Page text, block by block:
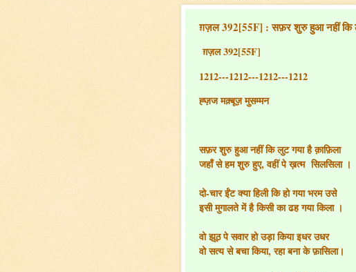
ग़ज़ल 392[55F] : सफ़र शुरु हुआ नहीं कि
ग़ज़ल 392[55F]
1212---1212---1212---1212
ह्ज़ज मक़्बूज़ मुसम्मन
सफ़र शुरु हुआ नहीं कि लुट गया है क़ाफ़िला
जहाँ से हम शुरु हुए, वहीं पे ख़त्म सिलसिला ।
दो-चार ईंट क्या हिली कि हो गया भरम उसे
इसी मुगालते में है किसी का ढह गया किला ।
वो झूठ पे सवार हो उड़ा किया इधर उधर
वो सत्य से बचा किया, रहा बना के फ़ासिला।